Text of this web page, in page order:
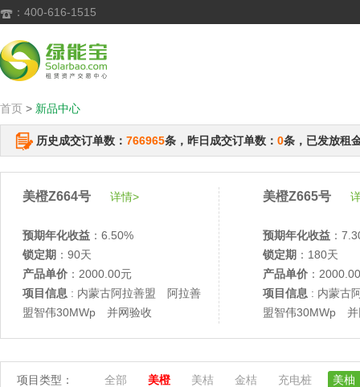
 ：400-616-1515
首页 > 新品中心
历史成交订单数： 766965条，昨日成交订单数： 0条，已发放租
美橙Z664号 详情>
预期年化收益 ：6.50%
锁定期 ：90天
产品单价 ：2000.00元
项目信息 : 内蒙古阿拉善盟 阿拉善
盟智伟30MWp 并网验收
美橙Z665号
预期年化收益 ：
锁定期 ：180天
产品单价 ：
项目信息 : 内蒙古
盟智伟30MWp 并
项目类型： 全部 美橙 美桔 金桔 充电桩 美柚